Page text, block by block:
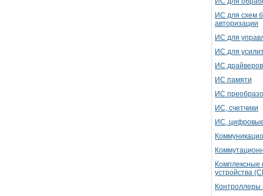
ИС для схем
авторизации
ИС для
ИС для
ИС драйверов
ИС памяти
ИС
ИС, счетчики
ИС,
Комплексные
устройства
Контроллеры